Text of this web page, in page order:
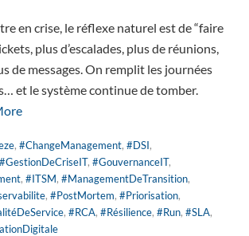
en crise, le réflexe naturel est de “faire
plus d’escalades, plus de réunions,
de messages. On remplit les journées
et le système continue de tomber.
, #ChangeManagement, #DSI,
#GestionDeCriseIT, #GouvernanceIT,
, #ITSM, #ManagementDeTransition,
, #PostMortem, #Priorisation,
, #RCA, #Résilience, #Run, #SLA,